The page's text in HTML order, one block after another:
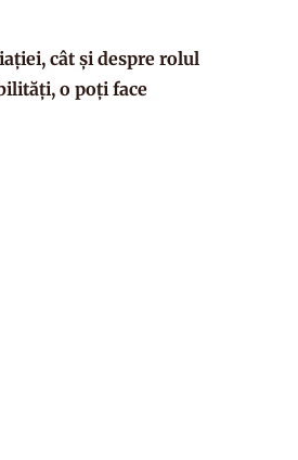
cât și despre rolul
o poți face